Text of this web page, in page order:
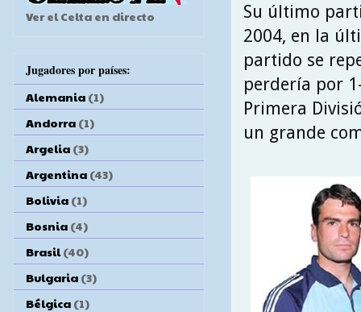
Su último
2004, en la
partido se
perdería por
Primera
un grande
Ver el Celta en directo
Jugadores por países:
Alemania (1)
Andorra (1)
Argelia (3)
Argentina (43)
Bolivia (1)
Bosnia (4)
Brasil (40)
Bulgaria (3)
Bélgica (1)